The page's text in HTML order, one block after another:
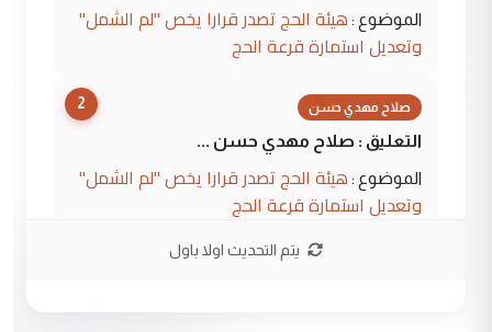
الموضوع : هيئة الحج تصدر قرارا يخص "لم الشمل"
وتعديل استمارة قرعة الحج
2 صلاح مهدي حسن
التعليق : صلاح مهدي حسن ...
الموضوع : هيئة الحج تصدر قرارا يخص "لم الشمل"
وتعديل استمارة قرعة الحج
يتم التحديث اولا باول